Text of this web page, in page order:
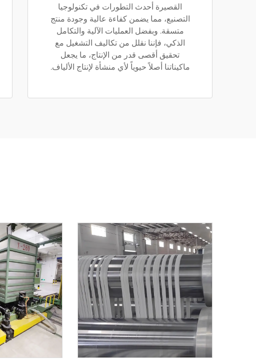
القصيرة أحدث التطورات في تكنولوجيا
التصنيع، مما يضمن كفاءة عالية وجودة منتج
متسقة. وبفضل العمليات الآلية والتكامل
الذكي، فإننا نقلل من تكاليف التشغيل مع
تحقيق أقصى قدر من الإنتاج، ما يجعل
ماكيناتنا أصلاً حيوياً لأي منشأة لإنتاج الألياف.